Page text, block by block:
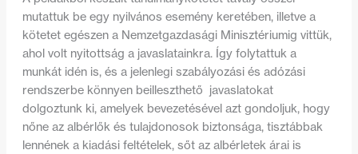
mutattuk be egy nyilvános esemény keretében, illetve a
kötetet egészen a Nemzetgazdasági Minisztériumig vittük,
ahol volt nyitottság a javaslatainkra. Így folytattuk a
munkát idén is, és a jelenlegi szabályozási és adózási
rendszerbe könnyen beilleszthető javaslatokat
dolgoztunk ki, amelyek bevezetésével azt gondoljuk, hogy
nőne az albérlők és tulajdonosok biztonsága, tisztábbak
lennének a kiadási feltételek, sőt az albérletek árai is